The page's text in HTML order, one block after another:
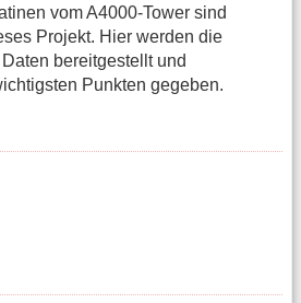
vom A4000-Tower sind
Projekt. Hier werden die
bereitgestellt und
Punkten gegeben.